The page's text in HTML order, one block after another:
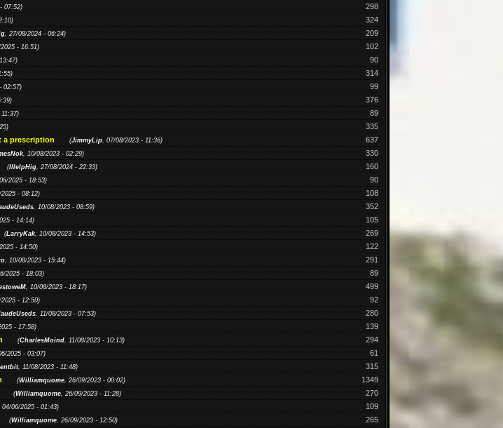
298
07:52)
324
209
, 27/08/2024 - 06:24)
102
- 16:51)
90
314
99
02:57)
376
89
335
637
a prescription (JimmyLip, 07/08/2023 - 11:36)
330
, 10/08/2023 - 02:29)
160
(IllelpHig, 27/08/2024 - 22:33)
90
2025 - 18:53)
108
- 08:12)
352
, 10/08/2023 - 08:59)
105
- 14:14)
269
(LarryKak, 10/08/2023 - 14:53)
122
- 14:50)
291
, 10/08/2023 - 15:44)
89
2025 - 18:03)
499
, 10/08/2023 - 18:17)
92
- 12:50)
280
, 11/08/2023 - 07:53)
139
- 17:58)
294
(CharlesMoind, 11/08/2023 - 10:13)
61
2025 - 03:07)
315
, 11/08/2023 - 11:48)
1349
(Williamquome, 26/09/2023 - 00:02)
270
(Williamquome, 26/09/2023 - 11:28)
109
04/06/2025 - 01:43)
265
(Williamquome, 26/09/2023 - 12:50)